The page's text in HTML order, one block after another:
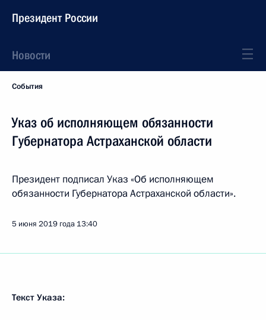
Президент России
Новости
События
Указ об исполняющем обязанности
Губернатора Астраханской области
Президент подписал Указ «Об исполняющем
обязанности Губернатора Астраханской области».
5 июня 2019 года 13:40
Текст Указа: